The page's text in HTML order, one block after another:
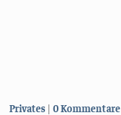
Kategorien:
Privates 0 Kommentare